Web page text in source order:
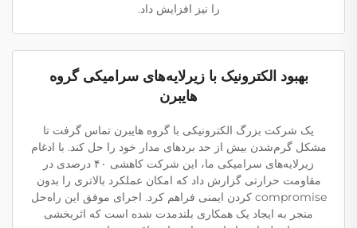
را نیز افزایش داد.
بهبود الکترونیک با زیرلایه‌های سرامیکی گروه
هایبرن
یک شرکت بزرگ الکترونیکی با گروه هایبرن تماس گرفت تا
مشکل گرم‌شدن بیش از حد برد‌های مدار خود را حل کند. با ادغام
زیرلایه‌های سرامیکی ما، این شرکت کاهشی ۴۰ درصدی در
مقاومت حرارتی گزارش داد که امکان عملکرد بالاتری را بدون
compromise کردن ایمنی فراهم کرد. اجرای موفق این راه‌حل
منجر به ایجاد یک همکاری بلندمدت شده است که اثربخشی